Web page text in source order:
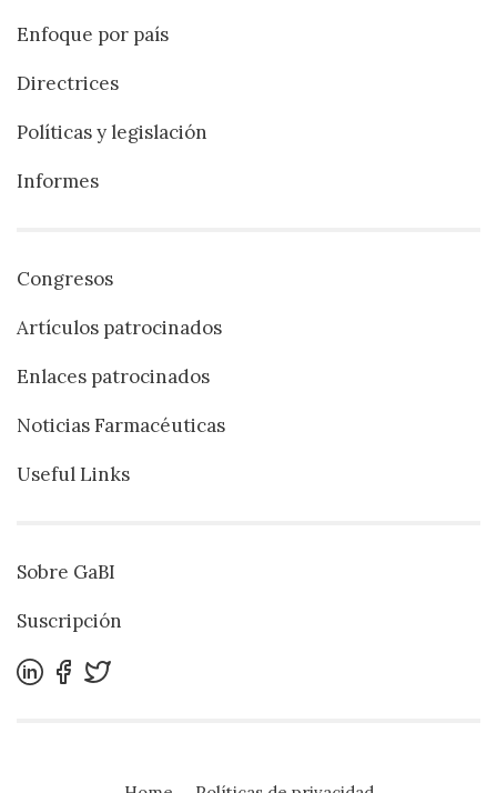
Enfoque por país
Directrices
Políticas y legislación
Informes
Congresos
Artículos patrocinados
Enlaces patrocinados
Noticias Farmacéuticas
Useful Links
Sobre GaBI
Suscripción